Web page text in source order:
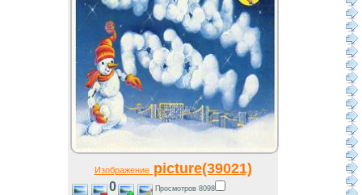
Изображениеpicture(39021)
0 Просмотров 8098